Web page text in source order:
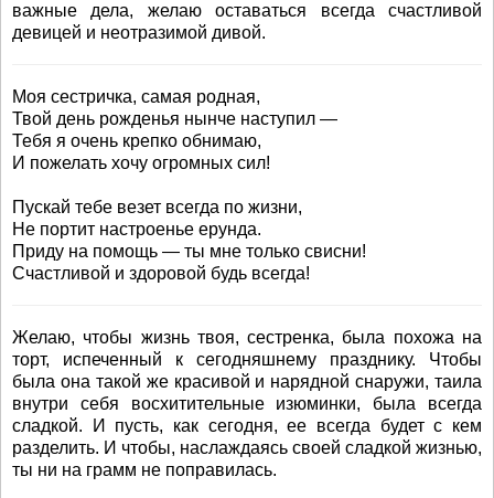
важные дела, желаю оставаться всегда счастливой
девицей и неотразимой дивой.
Моя сестричка, самая родная,
Твой день рожденья нынче наступил —
Тебя я очень крепко обнимаю,
И пожелать хочу огромных сил!
Пускай тебе везет всегда по жизни,
Не портит настроенье ерунда.
Приду на помощь — ты мне только свисни!
Счастливой и здоровой будь всегда!
Желаю, чтобы жизнь твоя, сестренка, была похожа на
торт, испеченный к сегодняшнему празднику. Чтобы
была она такой же красивой и нарядной снаружи, таила
внутри себя восхитительные изюминки, была всегда
сладкой. И пусть, как сегодня, ее всегда будет с кем
разделить. И чтобы, наслаждаясь своей сладкой жизнью,
ты ни на грамм не поправилась.